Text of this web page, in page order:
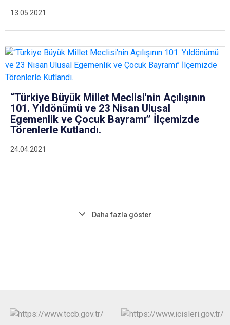
13.05.2021
24.04.2021
“Türkiye Büyük Millet Meclisi'nin Açılışının
101. Yıldönümü ve 23 Nisan Ulusal
Egemenlik ve Çocuk Bayramı’’ İlçemizde
Törenlerle Kutlandı.
Daha fazla göster